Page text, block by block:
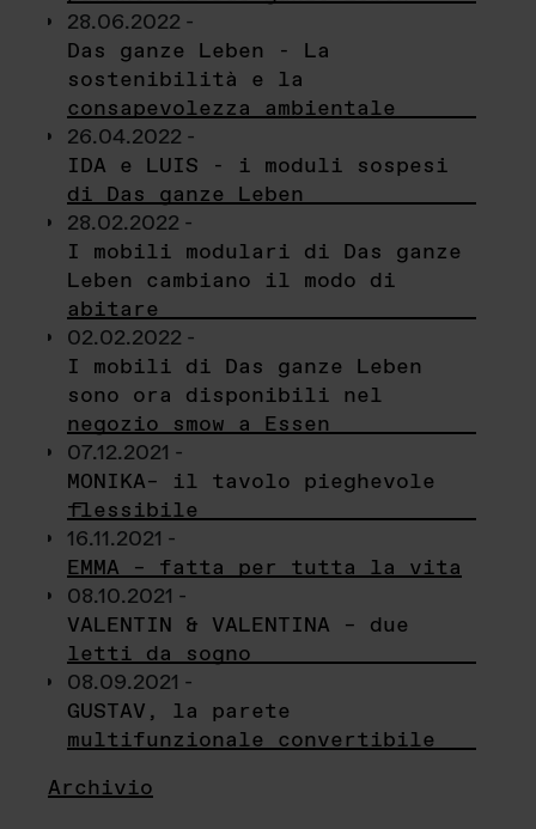
28.06.2022 -
Das ganze Leben - La
sostenibilità e la
consapevolezza ambientale
26.04.2022 -
IDA e LUIS - i moduli sospesi
di Das ganze Leben
28.02.2022 -
I mobili modulari di Das ganze
Leben cambiano il modo di
abitare
02.02.2022 -
I mobili di Das ganze Leben
sono ora disponibili nel
negozio smow a Essen
07.12.2021 -
MONIKA– il tavolo pieghevole
flessibile
16.11.2021 -
EMMA – fatta per tutta la vita
08.10.2021 -
VALENTIN & VALENTINA – due
letti da sogno
08.09.2021 -
GUSTAV, la parete
multifunzionale convertibile
Archivio